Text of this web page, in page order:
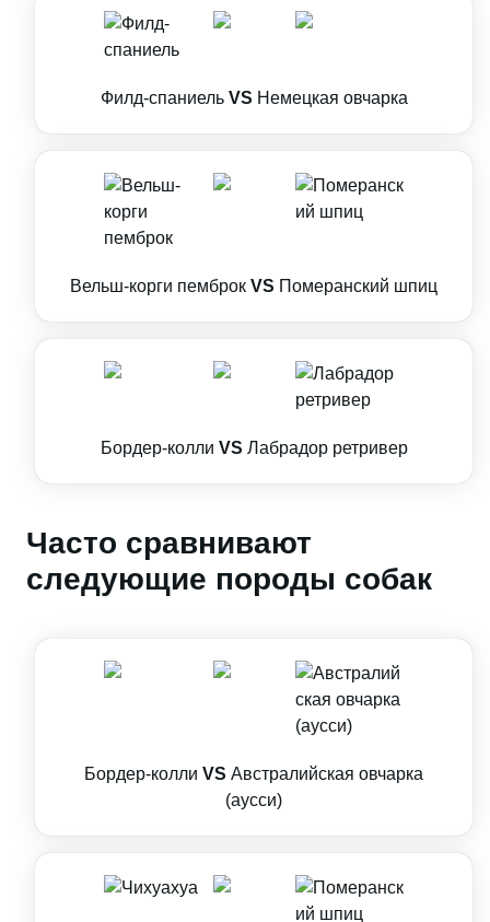
Филд-спаниель VS Немецкая овчарка
Вельш-корги пемброк VS Померанский шпиц
Бордер-колли VS Лабрадор ретривер
Часто сравнивают
следующие породы собак
Бордер-колли VS Австралийская овчарка
(аусси)